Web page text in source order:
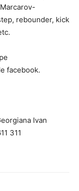
rebounder, kick
facebook.
Ivan
311